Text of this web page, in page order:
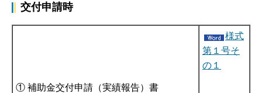
交付申請時
① 補助金交付申請（実績報告）書
様式
第１号そ
の１